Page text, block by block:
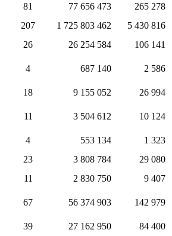
81 77 656 473
265 278
207 1 725 803 462
5 430 816
26 26 254 584 106 141
4 687 140 2 586
18 9 155 052 26 994
11 3 504 612 10 124
4 553 134
1 323
23 3 808 784
29 080
11 2 830 750 9 407
67 56 374 903 142 979
39 27 162 950
84 400